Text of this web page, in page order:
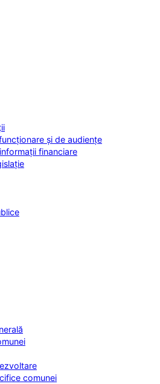
și de audiențe
financiare
comunei